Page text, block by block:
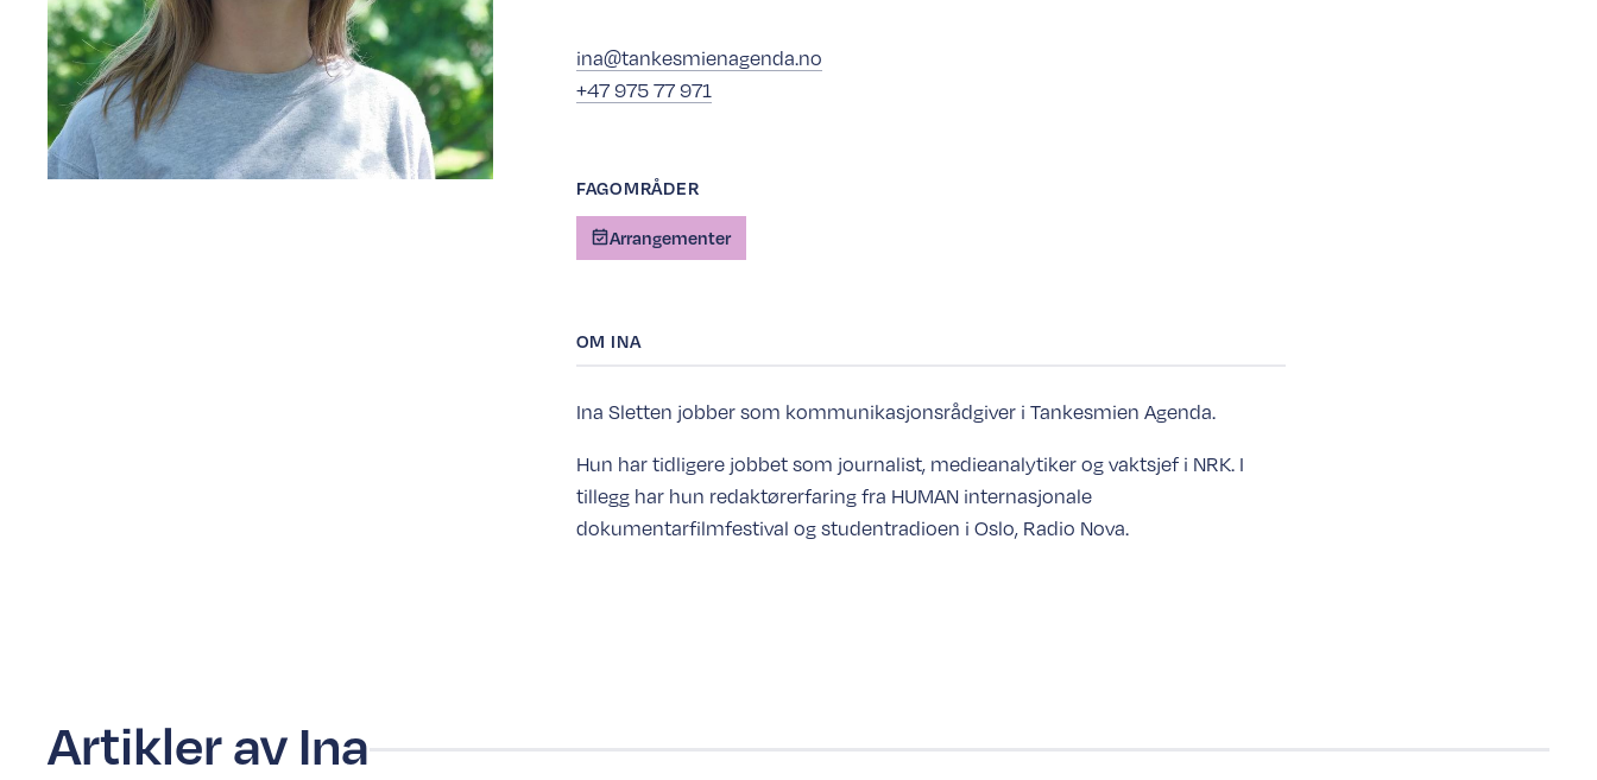
ina@tankesmienagenda.no
+47 975 77 971
FAGOMRÅDER
Arrangementer
OM INA
Ina Sletten jobber som kommunikasjonsrådgiver i Tankesmien Agenda.
Hun har tidligere jobbet som journalist, medieanalytiker og vaktsjef i NRK. I
tillegg har hun redaktørerfaring fra HUMAN internasjonale
dokumentarfilmfestival og studentradioen i Oslo, Radio Nova.
Artikler av Ina